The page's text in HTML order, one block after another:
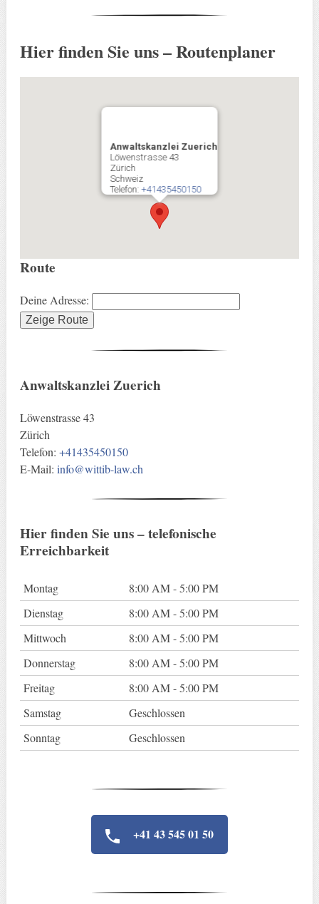
Hier finden Sie uns – Routenplaner
Anwaltskanzlei Zuerich
Löwenstrasse 43
Zürich
Schweiz
Telefon:+41435450150
Route
Deine Adresse:
Anwaltskanzlei Zuerich
Löwenstrasse 43
Zürich
Telefon: +41435450150
E-Mail: info@wittib-law.ch
Hier finden Sie uns – telefonische
Erreichbarkeit
Montag
8:00 AM - 5:00 PM
Dienstag
8:00 AM - 5:00 PM
Mittwoch
8:00 AM - 5:00 PM
Donnerstag
8:00 AM - 5:00 PM
Freitag
8:00 AM - 5:00 PM
Samstag
Geschlossen
Sonntag
Geschlossen
+41 43 545 01 50